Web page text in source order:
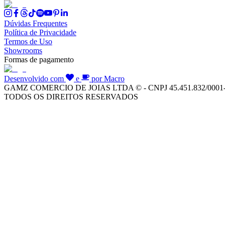
Dúvidas Frequentes
Política de Privacidade
Termos de Uso
Showrooms
Formas de pagamento
Desenvolvido com e
por Macro
GAMZ COMERCIO DE JOIAS LTDA © - CNPJ 45.451.832/
TODOS OS DIREITOS RESERVADOS